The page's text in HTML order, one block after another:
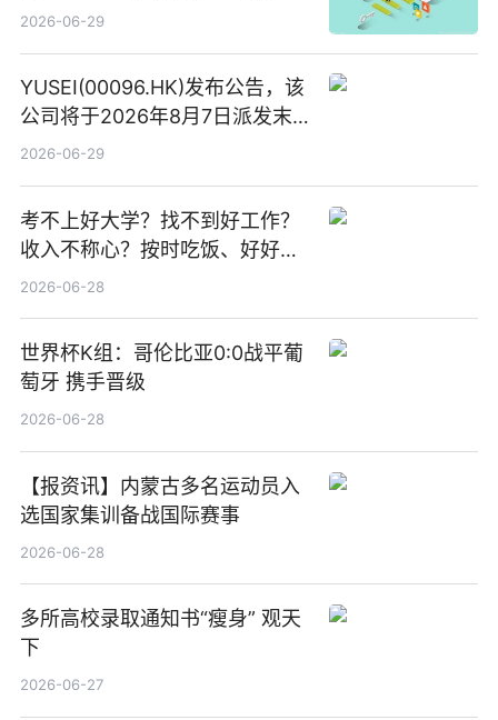
讯
2026-06-29
YUSEI(00096.HK)发布公告，该
公司将于2026年8月7日派发末
期股息每股人民币0.013元 每日
2026-06-29
考不上好大学？找不到好工作？
收入不称心？按时吃饭、好好睡
觉
2026-06-28
世界杯K组：哥伦比亚0:0战平葡
萄牙 携手晋级
2026-06-28
【报资讯】内蒙古多名运动员入
选国家集训备战国际赛事
2026-06-28
多所高校录取通知书“瘦身” 观天
下
2026-06-27